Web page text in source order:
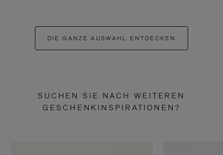
DIE GANZE AUSWAHL ENTDECKEN
SUCHEN SIE NACH WEITEREN
GESCHENKINSPIRATIONEN?